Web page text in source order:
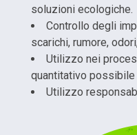
soluzioni ecologiche.
Controllo degli
scarichi, rumore,
Utilizzo nei
quantitativo possibile
Utilizzo